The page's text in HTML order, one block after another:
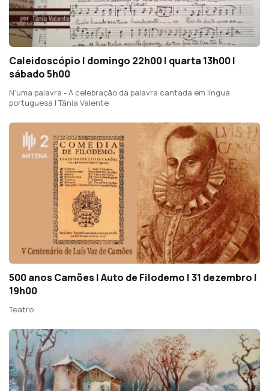
Caleidoscópio | domingo 22h00 | quarta 13h00 |
sábado 5h00
N’uma palavra - A celebração da palavra cantada em língua
portuguesa | Tânia Valente
500 anos Camões | Auto de Filodemo | 31 dezembro |
19h00
Teatro